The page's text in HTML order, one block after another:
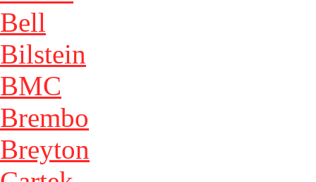
Bell
Bilstein
BMC
Brembo
Breyton